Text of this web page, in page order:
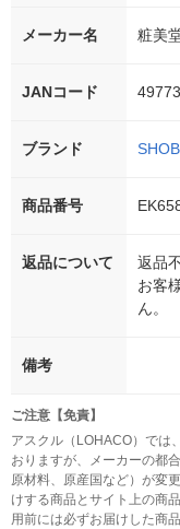
メーカー名 粧美
JANコード
ブランド
商品番号
返品について
返品
お客
ん。
備考
ご注意【免責】
アスクル（LOHACO）では
おりますが、メーカーの都
原材料、原産国など）が変
けする商品とサイト上の商
用前には必ずお届けした商